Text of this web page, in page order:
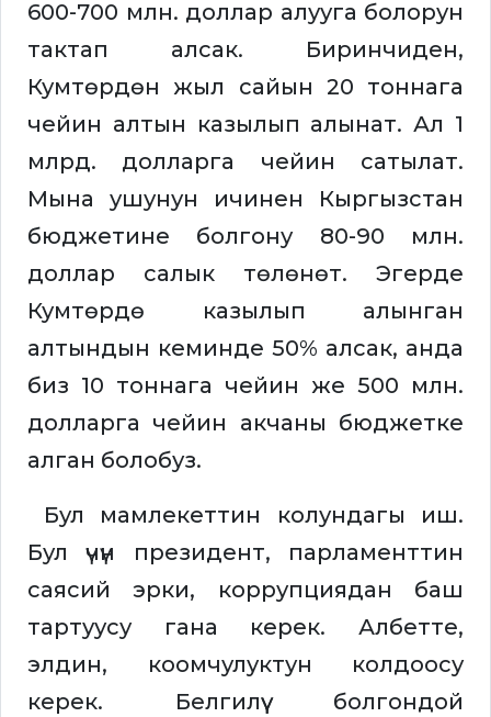
600-700 млн. доллар алууга болорун
тактап алсак. Биринчиден,
Кумтөрдөн жыл сайын 20 тоннага
чейин алтын казылып алынат. Ал 1
млрд. долларга чейин сатылат.
Мына ушунун ичинен Кыргызстан
бюджетине болгону 80-90 млн.
доллар салык төлөнөт. Эгерде
Кумтөрдө казылып алынган
алтындын кеминде 50% алсак, анда
биз 10 тоннага чейин же 500 млн.
долларга чейин акчаны бюджетке
алган болобуз.
Бул мамлекеттин колундагы иш.
Бул үчүн президент, парламенттин
саясий эрки, коррупциядан баш
тартуусу гана керек. Албетте,
элдин, коомчулуктун колдоосу
керек. Белгилүү болгондой